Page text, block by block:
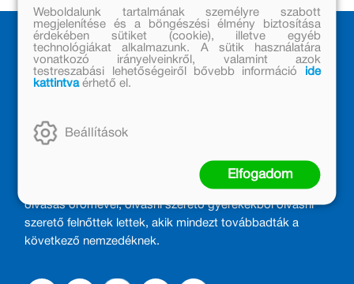
MÓRA KÖNYVKIADÓ – 1950 ÓTA
Kiadónk generációkat ajándékozott és ajándékoz meg az
olvasás örömével, olvasni szerető gyerekekből olvasni
szerető felnőttek lettek, akik mindezt továbbadták a
következő nemzedéknek.
Weboldalunk tartalmának személyre szabott
megjelenítése és a böngészési élmény biztosítása
érdekében sütiket (cookie), illetve egyéb
technológiákat alkalmazunk. A sütik használatára
vonatkozó irányelveinkről, valamint azok
testreszabási lehetőségeiről bővebb információ
ide
kattintvaérhető el.
Beállítások
Elfogadom